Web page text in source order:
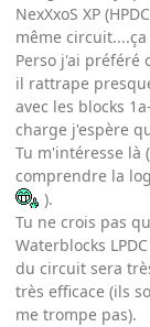
NexXxoS XP
même
Perso j'ai préféré
il rattrape
avec les blocks
charge j'espère
Tu m'intéresse là
comprendre la
).
Tu ne crois pas
Waterblocks
du circuit sera
très efficace (ils
me trompe pas).